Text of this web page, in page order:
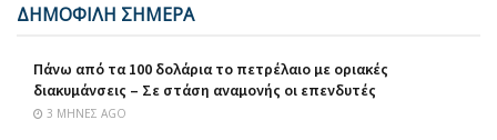
ΔΗΜΟΦΙΛΗ ΣΗΜΕΡΑ
Πάνω από τα 100 δολάρια το πετρέλαιο με οριακές
διακυμάνσεις – Σε στάση αναμονής οι επενδυτές
3 ΜΉΝΕΣ AGO